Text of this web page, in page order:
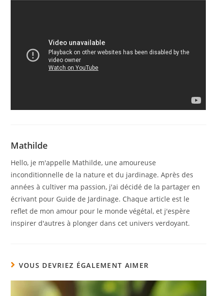
Mathilde
Hello, je m'appelle Mathilde, une amoureuse
inconditionnelle de la nature et du jardinage. Après des
années à cultiver ma passion, j'ai décidé de la partager en
écrivant pour Guide de Jardinage. Chaque article est le
reflet de mon amour pour le monde végétal, et j'espère
inspirer d'autres à plonger dans cet univers verdoyant.
VOUS DEVRIEZ ÉGALEMENT AIMER